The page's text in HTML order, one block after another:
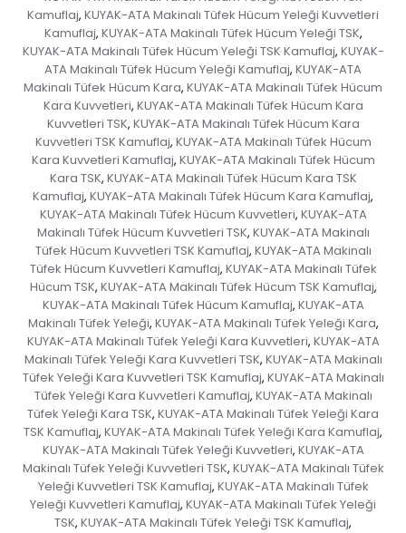
Kamuflaj, KUYAK-ATA Makinalı Tüfek Hücum Yeleği Kuvvetleri
Kamuflaj, KUYAK-ATA Makinalı Tüfek Hücum Yeleği TSK,
KUYAK-ATA Makinalı Tüfek Hücum Yeleği TSK Kamuflaj, KUYAK-
ATA Makinalı Tüfek Hücum Yeleği Kamuflaj, KUYAK-ATA
Makinalı Tüfek Hücum Kara, KUYAK-ATA Makinalı Tüfek Hücum
Kara Kuvvetleri, KUYAK-ATA Makinalı Tüfek Hücum Kara
Kuvvetleri TSK, KUYAK-ATA Makinalı Tüfek Hücum Kara
Kuvvetleri TSK Kamuflaj, KUYAK-ATA Makinalı Tüfek Hücum
Kara Kuvvetleri Kamuflaj, KUYAK-ATA Makinalı Tüfek Hücum
Kara TSK, KUYAK-ATA Makinalı Tüfek Hücum Kara TSK
Kamuflaj, KUYAK-ATA Makinalı Tüfek Hücum Kara Kamuflaj,
KUYAK-ATA Makinalı Tüfek Hücum Kuvvetleri, KUYAK-ATA
Makinalı Tüfek Hücum Kuvvetleri TSK, KUYAK-ATA Makinalı
Tüfek Hücum Kuvvetleri TSK Kamuflaj, KUYAK-ATA Makinalı
Tüfek Hücum Kuvvetleri Kamuflaj, KUYAK-ATA Makinalı Tüfek
Hücum TSK, KUYAK-ATA Makinalı Tüfek Hücum TSK Kamuflaj,
KUYAK-ATA Makinalı Tüfek Hücum Kamuflaj, KUYAK-ATA
Makinalı Tüfek Yeleği, KUYAK-ATA Makinalı Tüfek Yeleği Kara,
KUYAK-ATA Makinalı Tüfek Yeleği Kara Kuvvetleri, KUYAK-ATA
Makinalı Tüfek Yeleği Kara Kuvvetleri TSK, KUYAK-ATA Makinalı
Tüfek Yeleği Kara Kuvvetleri TSK Kamuflaj, KUYAK-ATA Makinalı
Tüfek Yeleği Kara Kuvvetleri Kamuflaj, KUYAK-ATA Makinalı
Tüfek Yeleği Kara TSK, KUYAK-ATA Makinalı Tüfek Yeleği Kara
TSK Kamuflaj, KUYAK-ATA Makinalı Tüfek Yeleği Kara Kamuflaj,
KUYAK-ATA Makinalı Tüfek Yeleği Kuvvetleri, KUYAK-ATA
Makinalı Tüfek Yeleği Kuvvetleri TSK, KUYAK-ATA Makinalı Tüfek
Yeleği Kuvvetleri TSK Kamuflaj, KUYAK-ATA Makinalı Tüfek
Yeleği Kuvvetleri Kamuflaj, KUYAK-ATA Makinalı Tüfek Yeleği
TSK, KUYAK-ATA Makinalı Tüfek Yeleği TSK Kamuflaj,